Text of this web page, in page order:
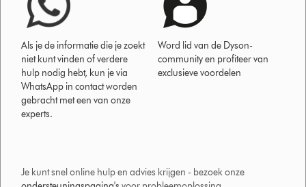
Als je de informatie die je zoekt
niet kunt vinden of verdere
hulp nodig hebt, kun je via
WhatsApp in contact worden
gebracht met een van onze
experts.
Word lid van de Dyson-
community en profiteer van
exclusieve voordelen
Je kunt snel online hulp en advies krijgen - bezoek onze